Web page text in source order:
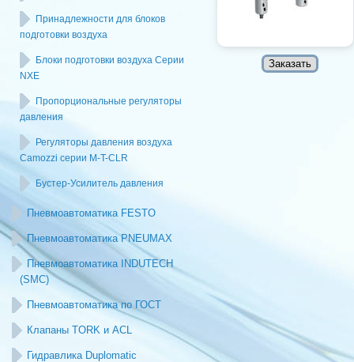
Принадлежности для блоков
подготовки воздуха
Блоки подготовки воздуха Серии
NXE
Пропорциональные регуляторы
давления
Регуляторы давления воздуха
Camozzi серии M-T-CLR
Бустер-Усилитель давления
Пневмоавтоматика FESTO
Пневмоавтоматика PNEUMAX
Пневмоавтоматика INDUTECH
(SMC)
Пневмоавтоматика по ГОСТ
Клапаны TORK и ACL
Гидравлика Duplomatic